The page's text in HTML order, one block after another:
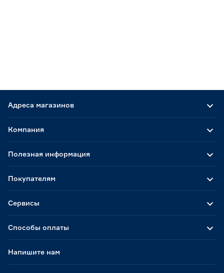
Адреса магазинов
Способы оплаты
Компания
Полезная информация
Покупателям
Сервисы
Напишите нам